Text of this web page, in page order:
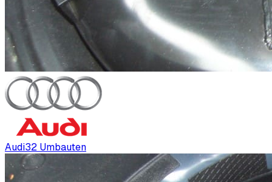
Audi32 Umbauten